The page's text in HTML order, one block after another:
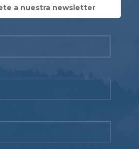
a nuestra newsletter